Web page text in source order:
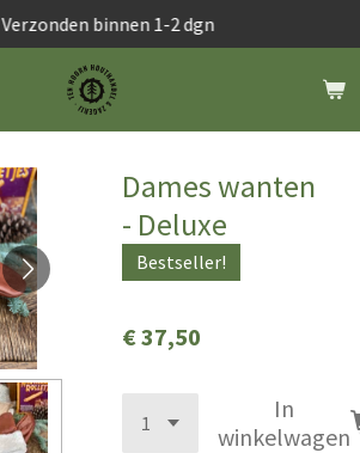
Verzonden binnen 1-2 dgn
Dames wanten
- Deluxe
Bestseller!
€ 37,50
In
winkelwagen